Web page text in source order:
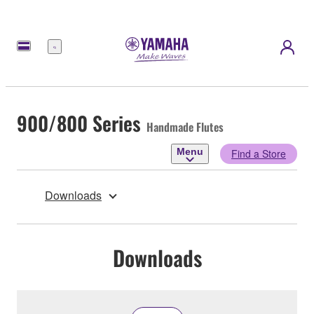
Menu
900/800 Series Handmade Flutes
Menu Find a Store
Downloads
Downloads